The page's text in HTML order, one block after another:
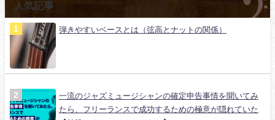
人気記事
弾きやすいベースとは（弦高とナットの関係）
一流のジャズミュージシャンの確定申告事情を聞いてみ
たら、フリーランスで成功するための極意が隠れていた